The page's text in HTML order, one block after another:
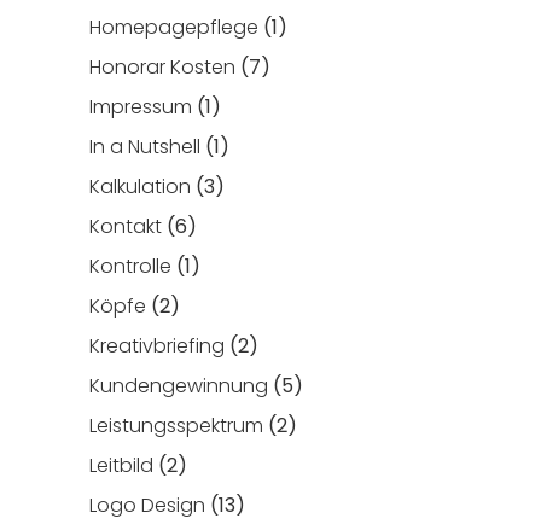
Homepagepflege (1)
Honorar Kosten (7)
Impressum (1)
In a Nutshell (1)
Kalkulation (3)
Kontakt (6)
Kontrolle (1)
Köpfe (2)
Kreativbriefing (2)
Kundengewinnung (5)
Leistungsspektrum (2)
Leitbild (2)
Logo Design (13)